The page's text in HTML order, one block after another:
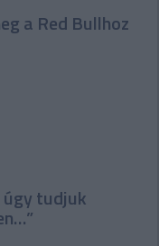
a Red Bullhoz
úgy tudjuk